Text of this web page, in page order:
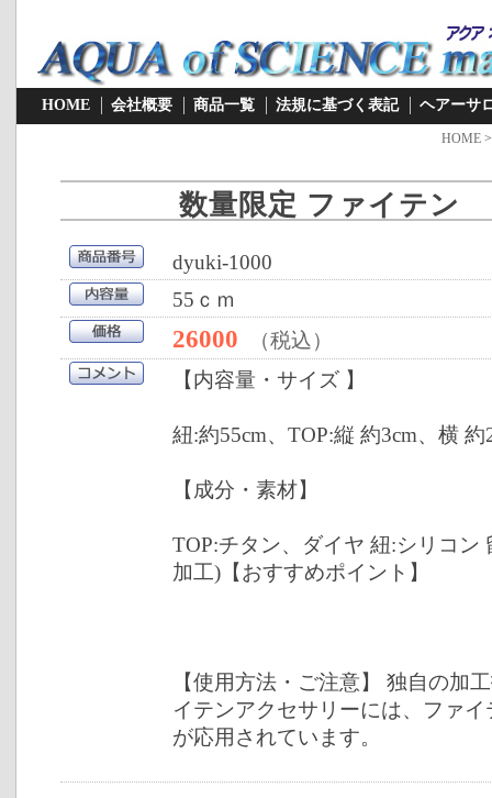
HOME 会社概要 商品一覧 法規に基づく表記 ヘアーサ
HOME
数量限定 ファイテン
dyuki-1000
55ｃｍ
26000
（税込）
【内容量・サイズ 】
紐:約55cm、TOP:縦 約3cm、横 約
【成分・素材】
TOP:チタン、ダイヤ 紐:シリコン
加工)【おすすめポイント】
【使用方法・ご注意】 独自の加
イテンアクセサリーには、ファ
が応用されています。